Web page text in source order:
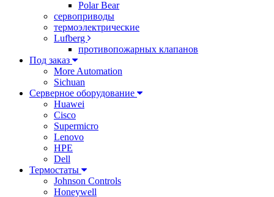
Polar Bear
сервоприводы
термоэлектрические
Lufberg
противопожарных клапанов
Под заказ
More Automation
Sichuan
Серверное оборудование
Huawei
Cisco
Supermicro
Lenovo
HPE
Dell
Термостаты
Johnson Controls
Honeywell